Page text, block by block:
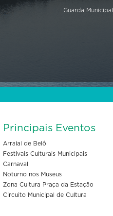
Guarda Municipal
Principais Eventos
Arraial de Belô
Festivais Culturais Municipais
Carnaval
Noturno nos Museus
Zona Cultura Praça da Estação
Circuito Municipal de Cultura